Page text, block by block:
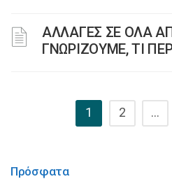
ΑΛΛΑΓΕΣ ΣΕ ΟΛΑ
ΓΝΩΡΙΖΟΥΜΕ, ΤΙ
1 2 …
Πρόσφατα